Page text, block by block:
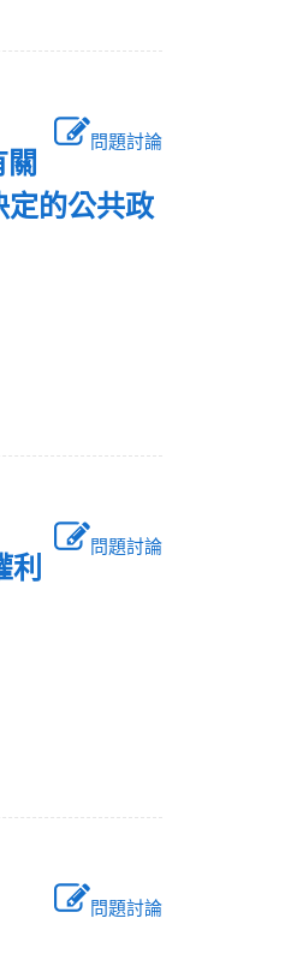
問題討論
的公共政
問題討論
問題討論